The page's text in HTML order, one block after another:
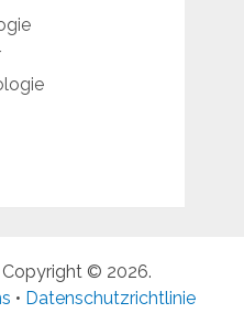
Copyright © 2026.
• Datenschutzrichtlinie